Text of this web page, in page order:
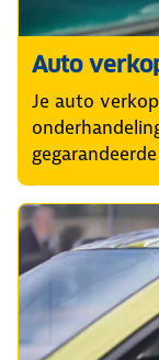
Auto
Je auto